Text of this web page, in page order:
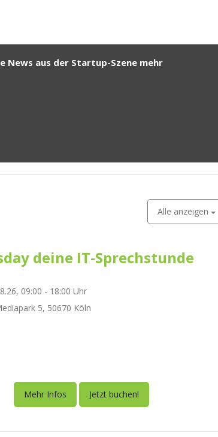
News aus der Startup-Szene mehr
Alle anzeigen
deine IT-Sprechstunde
09:00 - 18:00 Uhr
5, 50670 Köln
Mehr Infos Jetzt buchen!